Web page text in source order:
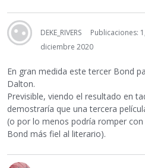
DEKE_RIVERS
Publicaciones:
diciembre 2020
En gran medida este tercer Bond
Dalton.
Previsible, viendo el resultado en
demostraría que una tercera
(o por lo menos podría romper
Bond más fiel al literario).